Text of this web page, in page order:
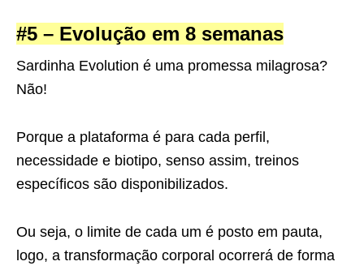
#5 – Evolução em 8 semanas
Sardinha Evolution é uma promessa milagrosa?
Não!
Porque a plataforma é para cada perfil,
necessidade e biotipo, senso assim, treinos
específicos são disponibilizados.
Ou seja, o limite de cada um é posto em pauta,
logo, a transformação corporal ocorrerá de forma